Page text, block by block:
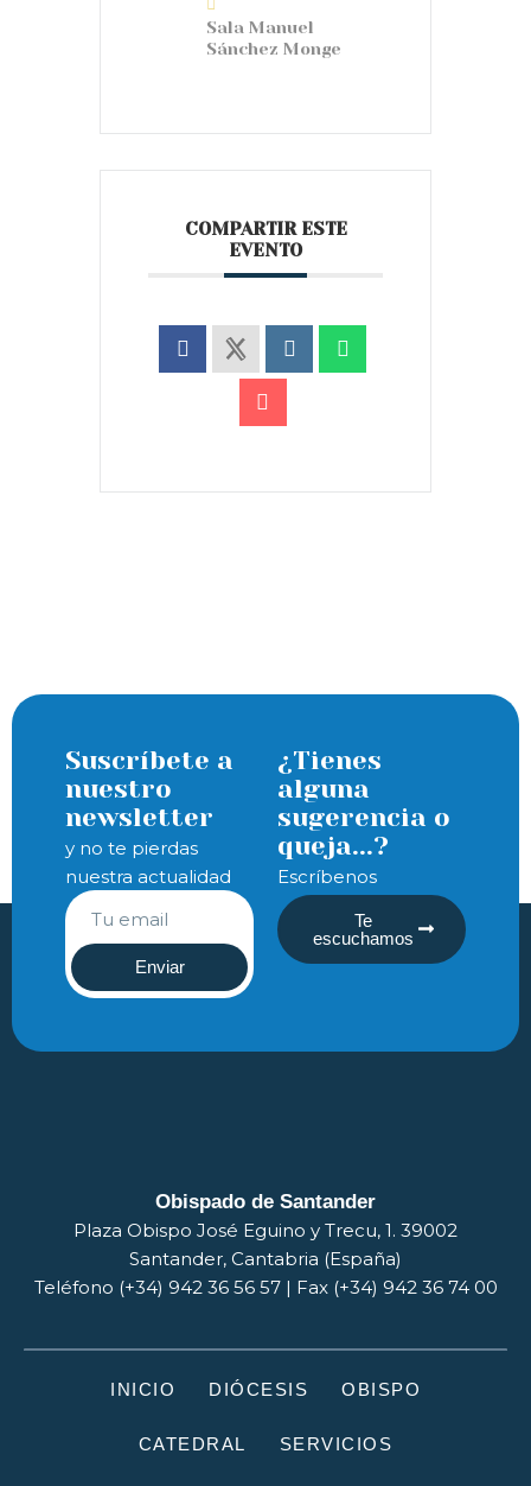
Sala Manuel
Sánchez Monge
COMPARTIR ESTE
EVENTO
Suscríbete a
nuestro
newsletter
y no te pierdas
nuestra actualidad
Enviar
¿Tienes
alguna
sugerencia o
queja...?
Escríbenos
Te
escuchamos
Obispado de Santander
Plaza Obispo José Eguino y Trecu, 1. 39002
Santander, Cantabria (España)
Teléfono (+34) 942 36 56 57 | Fax (+34) 942 36 74 00
INICIO DIÓCESIS OBISPO
CATEDRAL SERVICIOS